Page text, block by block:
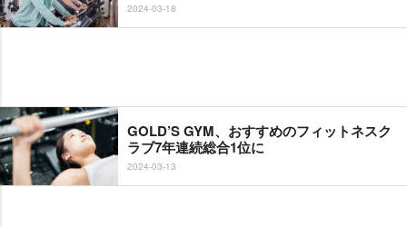
2024-03-18
GOLD’S GYM、おすすめのフィットネスク
ラブ7年連続総合1位に
2024-03-13